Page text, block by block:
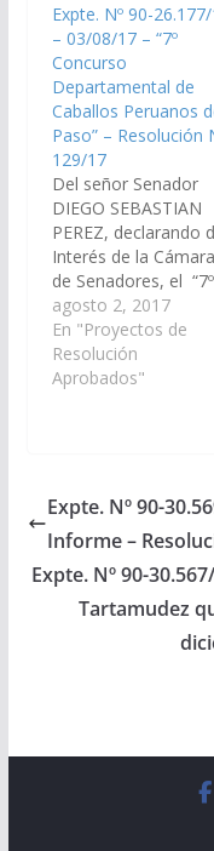
Asociación
de Caballos de Paso
Peruanos, a realizarse
los días 18 y 22 de
noviembre del
corriente año en la…
Expte. Nº 90-
– 03/08/17 – “7º
Concurso
Departamental de
Caballos Peruanos
Paso” – Resolución
129/17
Del señor Senador
DIEGO SEBASTIAN
PEREZ, declarando
Interés de la Cámara
de Senadores, el “7º
Concurso
Departamental de
Caballos Peruanos de
Paso”, a realizarse los
Rosario de la
y adhiriendo…
agosto 2, 2017
En "Proyectos de
Resolución
Aprobados"
Expte. Nº 90-
Informe –
Expte. Nº 90-
Tartamudez